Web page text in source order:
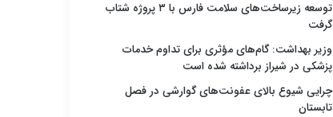
توسعه زیرساخت‌های سلامت فارس با ۳ پروژه شتاب
گرفت
وزیر بهداشت: گام‌های مؤثری برای تداوم خدمات
پزشکی در شیراز برداشته شده است
چرایی شیوع بالای عفونت‌های گوارشی در فصل
تابستان